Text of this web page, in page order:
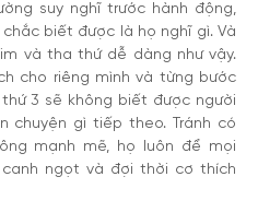
suy nghĩ trước hành động,
biết được là họ nghĩ gì. Và
và tha thứ dễ dàng như vậy.
cho riêng mình và từng bước
3 sẽ không biết được người
chuyện gì tiếp theo. Tránh có
mạnh mẽ, họ luôn để mọi
ngọt và đợi thời cơ thích